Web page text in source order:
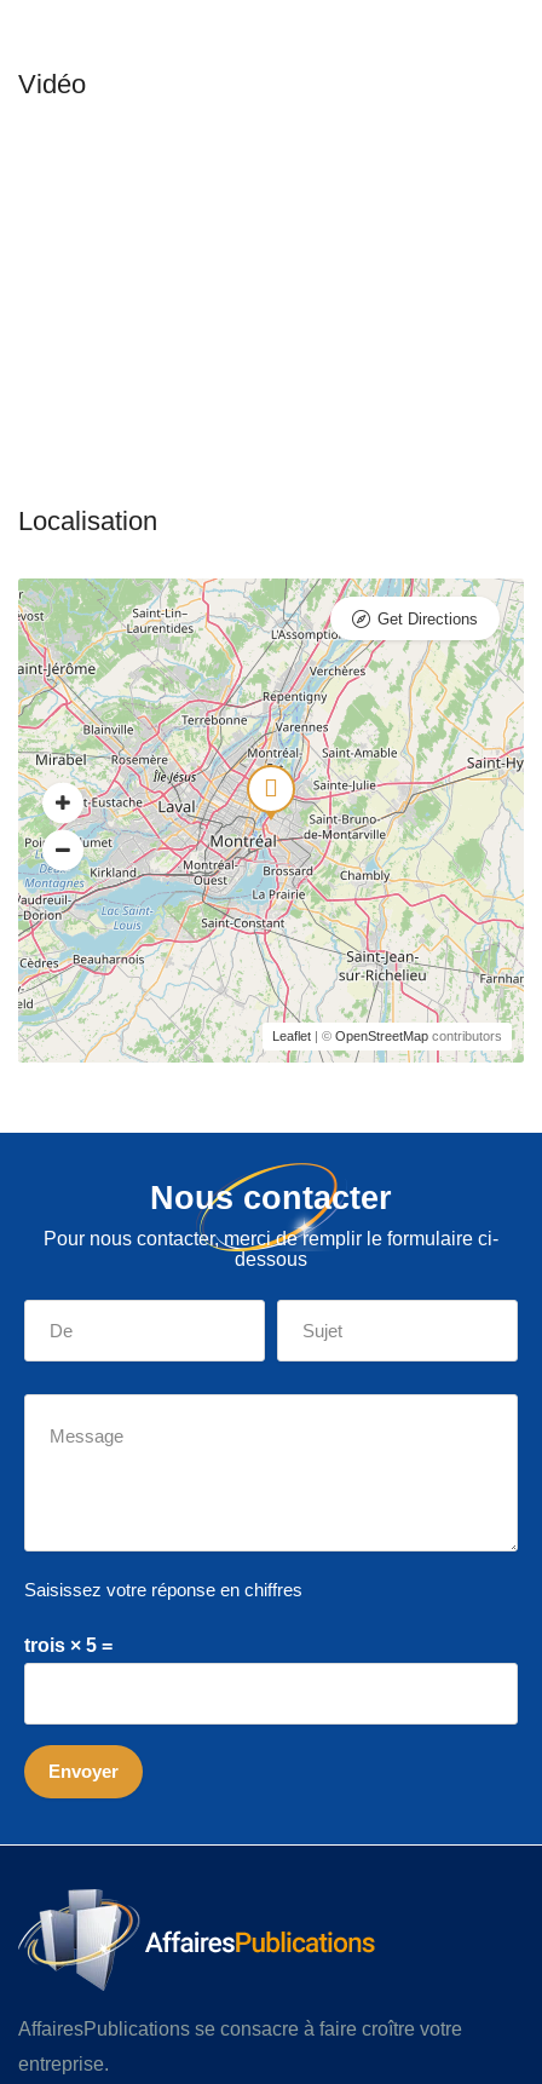
Leaflet | © OpenStreetMap contributors
Get Directions
Nous contacter
Pour nous contacter, merci de remplir le formulaire ci-
dessous
Saisissez votre réponse en chiffres
trois × 5 =
AffairesPublications se consacre à faire croître votre
entreprise.